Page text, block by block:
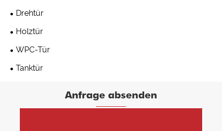
Drehtür
Holztür
WPC-Tür
Tanktür
Anfrage absenden